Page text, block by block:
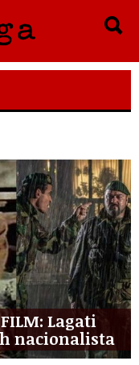
FILM: Lagati
nacionalista